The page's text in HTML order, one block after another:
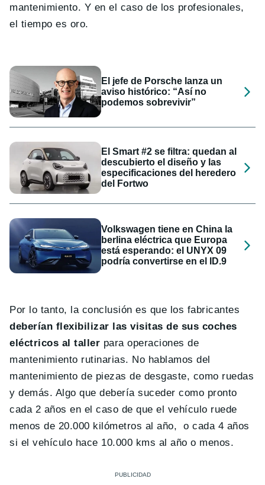
mantenimiento. Y en el caso de los profesionales,
el tiempo es oro.
El jefe de Porsche lanza un
aviso histórico: “Así no
podemos sobrevivir”
El Smart #2 se filtra: quedan al
descubierto el diseño y las
especificaciones del heredero
del Fortwo
Volkswagen tiene en China la
berlina eléctrica que Europa
está esperando: el UNYX 09
podría convertirse en el ID.9
Por lo tanto, la conclusión es que los fabricantes
deberían flexibilizar las visitas de sus coches
eléctricos al taller para operaciones de
mantenimiento rutinarias. No hablamos del
mantenimiento de piezas de desgaste, como ruedas
y demás. Algo que debería suceder como pronto
cada 2 años en el caso de que el vehículo ruede
menos de 20.000 kilómetros al año, o cada 4 años
si el vehículo hace 10.000 kms al año o menos.